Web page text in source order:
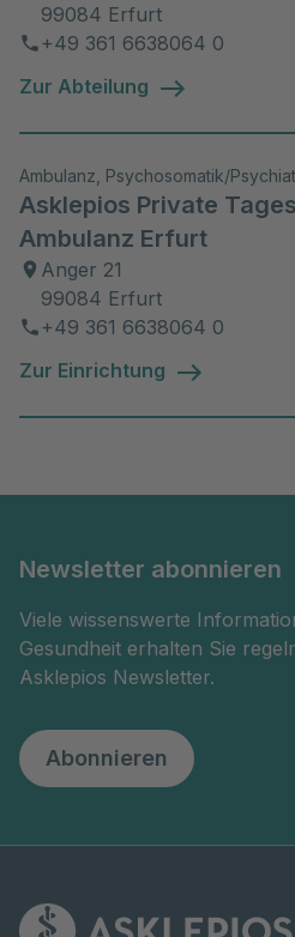
Promotion zum Dr.
medicinae) an der
99084 Erfurt
+49 361 6638064 0
Zur Abteilung
Ambulanz, Psychosomatik/
Asklepios Private
Ambulanz Erfurt
Anger 21
99084 Erfurt
+49 361 6638064 0
Zur Einrichtung
Newsletter abonnieren
Viele wissenswerte
Gesundheit erhalten Sie
Asklepios Newsletter.
Abonnieren